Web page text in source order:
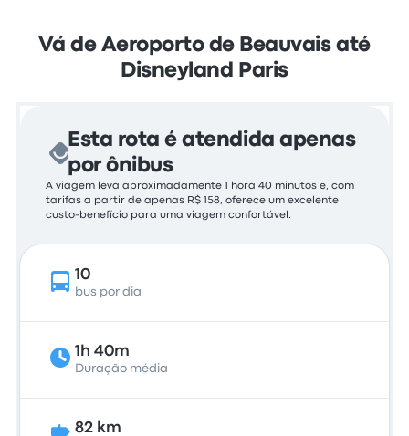
Vá de Aeroporto de Beauvais até
Disneyland Paris
Esta rota é atendida apenas
por ônibus
A viagem leva aproximadamente 1 hora 40 minutos e, com
tarifas a partir de apenas R$ 158, oferece um excelente
custo-benefício para uma viagem confortável.
10
bus por dia
1h 40m
Duração média
82 km